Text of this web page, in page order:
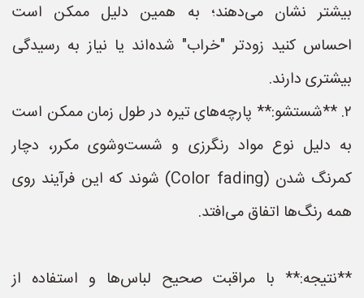
بیشتر نشان می‌دهند؛ به همین دلیل ممکن است
احساس کنید زودتر "خراب" شده‌اند یا نیاز به رسیدگی
بیشتری دارند.
۲. **شستشو:** پارچه‌های تیره در طول زمان ممکن است
به دلیل نوع مواد رنگرزی و شست‌وشوی مکرر، دچار
کمرنگ شدن (Color fading) شوند که این فرآیند روی
همه رنگ‌ها اتفاق می‌افتد.
**نتیجه:** با مراقبت صحیح لباس‌ها و استفاده از